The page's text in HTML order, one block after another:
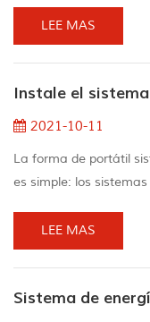
de energía solar,
con un sistema de
comienza con la
LEE MAS
2021-10-11
La forma de portátil
es simple: los
conectan al inversor y
de la corriente
Por lo tanto, se g...
LEE MAS
Sistema de